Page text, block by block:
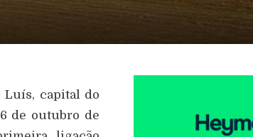
Luís, capital do
de outubro de